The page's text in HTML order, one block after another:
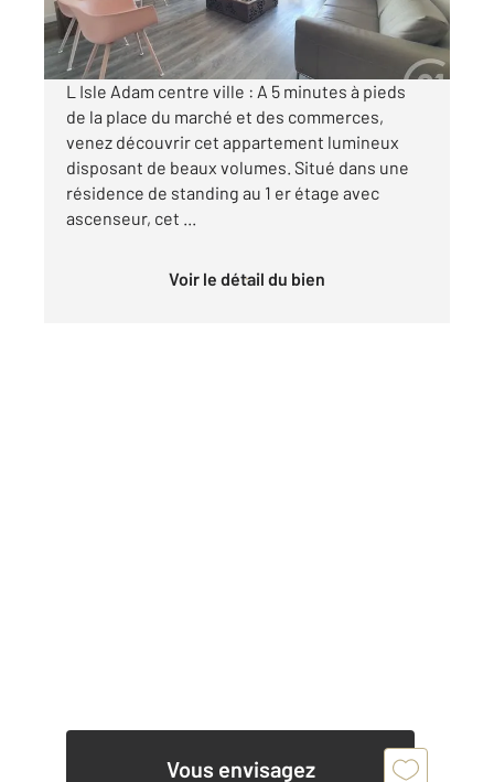
Visiter le site dédié
L Isle Adam centre ville : A 5 minutes à pieds
de la place du marché et des commerces,
venez découvrir cet appartement lumineux
disposant de beaux volumes. Situé dans une
résidence de standing au 1 er étage avec
ascenseur, cet ...
Voir le détail du bien
Vous envisagez